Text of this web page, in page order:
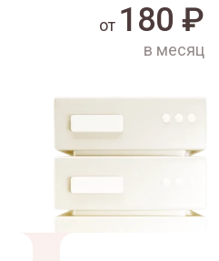
от 180 ₽
в месяц